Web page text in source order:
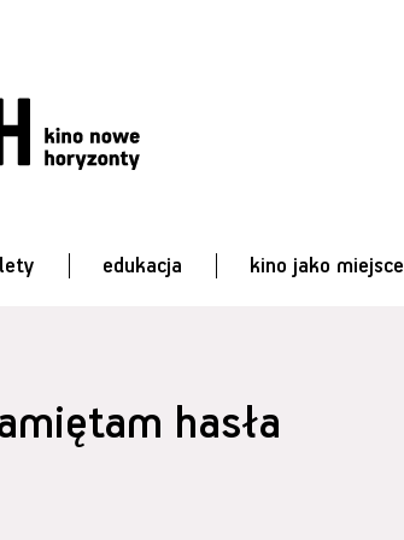
edukacja kino jako miejsce
hasła